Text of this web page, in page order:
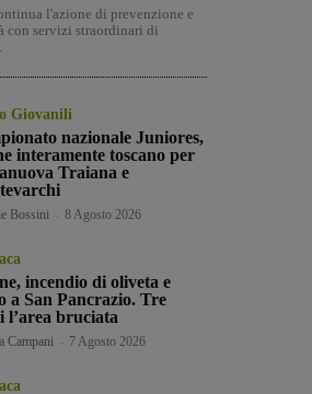
l'azione di prevenzione e
con servizi straordinari di
Giovanili
nazionale Juniores,
interamente toscano per
Traiana e
Bossini 8 Agosto 2026
incendio di oliveta e
a San Pancrazio. Tre
l’area bruciata
Campani 7 Agosto 2026